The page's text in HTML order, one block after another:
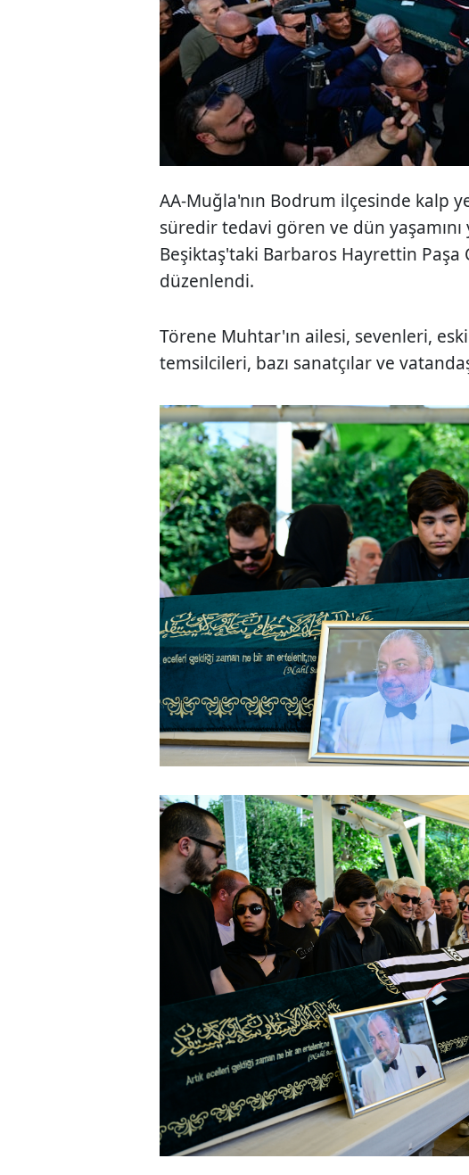
AA-Muğla'nın Bodrum ilçesinde kalp
süredir tedavi gören ve dün
Beşiktaş'taki Barbaros Hayrettin Paşa
düzenlendi.
Törene Muhtar'ın ailesi, sevenleri,
temsilcileri, bazı sanatçılar ve